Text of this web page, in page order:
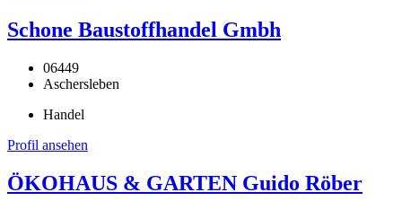
Schone Baustoffhandel Gmbh
06449
Aschersleben
Handel
Profil ansehen
ÖKOHAUS & GARTEN Guido Röber